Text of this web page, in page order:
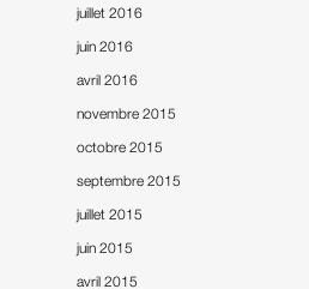
juillet 2016
juin 2016
avril 2016
novembre 2015
octobre 2015
septembre 2015
juillet 2015
juin 2015
avril 2015